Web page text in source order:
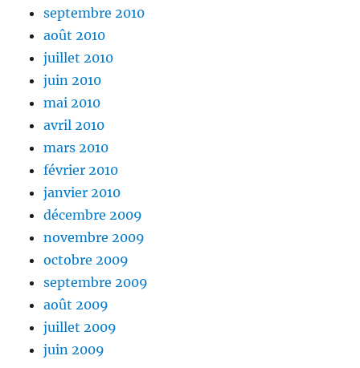
septembre 2010
août 2010
juillet 2010
juin 2010
mai 2010
avril 2010
mars 2010
février 2010
janvier 2010
décembre 2009
novembre 2009
octobre 2009
septembre 2009
août 2009
juillet 2009
juin 2009